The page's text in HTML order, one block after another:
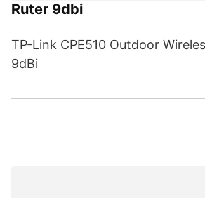
Ruter 9dbi
TP-Link CPE510 Outdoor
9dBi